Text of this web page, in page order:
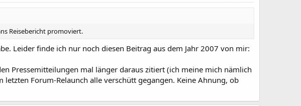
Reisebericht promoviert.
Leider finde ich nur noch diesen Beitrag aus dem Jahr 2007 von mir:
Pressemitteilungen mal länger daraus zitiert (ich meine mich nämlich
Forum-Relaunch alle verschütt gegangen. Keine Ahnung, ob